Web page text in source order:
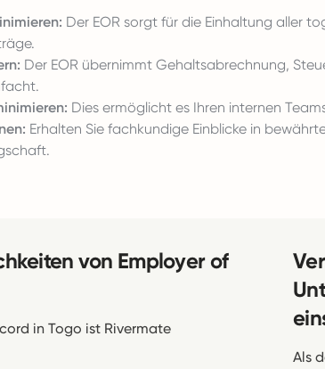
Der EOR sorgt für die Einhaltung aller
Der EOR übernimmt Gehaltsabrechnung,
Dies ermöglicht es Ihren internen
Erhalten Sie fachkundige Einblicke in
von Employer of
in Togo ist Rivermate
Als